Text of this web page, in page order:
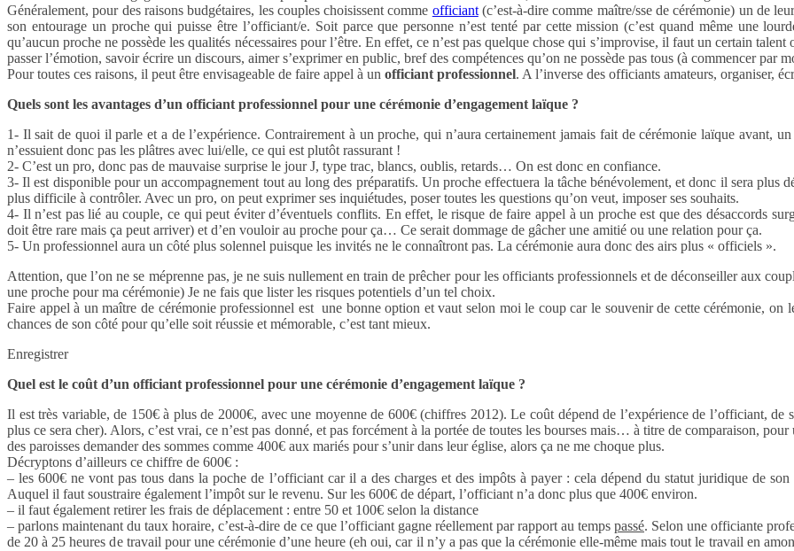
Généralement, pour des raisons budgétaires, les couples choisissent comme officiant(c’est-à-dire comme maître/sse de cérémonie) un de
son entourage un proche qui puisse être l’officiant/e. Soit parce que personne n’est tenté par cette mission (c’est quand même une
qu’aucun proche ne possède les qualités nécessaires pour l’être. En effet, ce n’est pas quelque chose qui s’improvise, il faut un certain
passer l’émotion, savoir écrire un discours, aimer s’exprimer en public, bref des compétences qu’on ne possède pas tous (à commencer par
Pour toutes ces raisons, il peut être envisageable de faire appel à un officiant professionnel. A l’inverse des officiants amateurs, organiser,
Quels sont les avantages d’un officiant professionnel pour une cérémonie d’engagement laïque ?
1- Il sait de quoi il parle et a de l’expérience. Contrairement à un proche, qui n’aura certainement jamais fait de cérémonie laïque avant,
n’essuient donc pas les plâtres avec lui/elle, ce qui est plutôt rassurant !
2- C’est un pro, donc pas de mauvaise surprise le jour J, type trac, blancs, oublis, retards… On est donc en confiance.
3- Il est disponible pour un accompagnement tout au long des préparatifs. Un proche effectuera la tâche bénévolement, et donc il sera plus
plus difficile à contrôler. Avec un pro, on peut exprimer ses inquiétudes, poser toutes les questions qu’on veut, imposer ses souhaits.
4- Il n’est pas lié au couple, ce qui peut éviter d’éventuels conflits. En effet, le risque de faire appel à un proche est que des désaccords
doit être rare mais ça peut arriver) et d’en vouloir au proche pour ça… Ce serait dommage de gâcher une amitié ou une relation pour ça.
5- Un professionnel aura un côté plus solennel puisque les invités ne le connaîtront pas. La cérémonie aura donc des airs plus « officiels ».
Attention, que l’on ne se méprenne pas, je ne suis nullement en train de prêcher pour les officiants professionnels et de déconseiller aux
une proche pour ma cérémonie) Je ne fais que lister les risques potentiels d’un tel choix.
Faire appel à un maître de cérémonie professionnel est une bonne option et vaut selon moi le coup car le souvenir de cette cérémonie, on
chances de son côté pour qu’elle soit réussie et mémorable, c’est tant mieux.
Enregistrer
Quel est le coût d’un officiant professionnel pour une cérémonie d’engagement laïque ?
Il est très variable, de 150€ à plus de 2000€, avec une moyenne de 600€ (chiffres 2012). Le coût dépend de l’expérience de l’officiant,
plus ce sera cher). Alors, c’est vrai, ce n’est pas donné, et pas forcément à la portée de toutes les bourses mais… à titre de comparaison,
des paroisses demander des sommes comme 400€ aux mariés pour s’unir dans leur église, alors ça ne me choque plus.
Décryptons d’ailleurs ce chiffre de 600€ :
– les 600€ ne vont pas tous dans la poche de l’officiant car il a des charges et des impôts à payer : cela dépend du statut juridique de
Auquel il faut soustraire également l’impôt sur le revenu. Sur les 600€ de départ, l’officiant n’a donc plus que 400€ environ.
– il faut également retirer les frais de déplacement : entre 50 et 100€ selon la distance
– parlons maintenant du taux horaire, c’est-à-dire de ce que l’officiant gagne réellement par rapport au temps passé. Selon une officiante
de 20 à 25 heures de travail pour une cérémonie d’une heure (eh oui, car il n’y a pas que la cérémonie elle-même mais tout le travail en